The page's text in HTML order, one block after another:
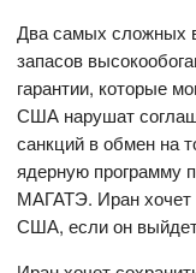
Два самых сложных
запасов
гарантии, которые
США нарушат
санкций в обмен на
ядерную программу
МАГАТЭ. Иран хочет
США, если он выйдет